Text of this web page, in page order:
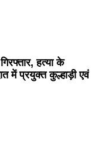
हत्या के
में प्रयुक्त कुल्हाड़ी एवं